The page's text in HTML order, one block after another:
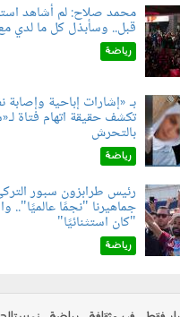
محمد صلاح: لم أشاهد
قبل.. وسأبذل كل ما لدي
رياضة
بـ «إشارات إباحية وإصابة
تكشف حقيقة اتهام فتاة
بالتحرش
رياضة
رئيس طرابزون سبور
جماهيرنا "نجمًا عالميًا"..
"كان استثنائيًا"
رياضة